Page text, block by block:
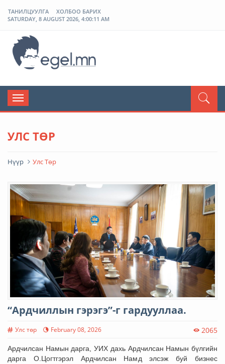
ТАНИЛЦУУЛГА
ХОЛБОО БАРИХ
SATURDAY, 8 AUGUST 2026, 4:00:12 AM
Toggle
navigation
УЛС ТӨР
Нүүр Улс Төр
“Ардчиллын гэрэгэ”-г гардууллаа.
Улс төр February 08, 2026 2065
Ардчилсан Намын дарга, УИХ дахь Ардчилсан Намын бүлгийн
дарга О.Цогтгэрэл Ардчилсан Намд элсэж буй бизнес